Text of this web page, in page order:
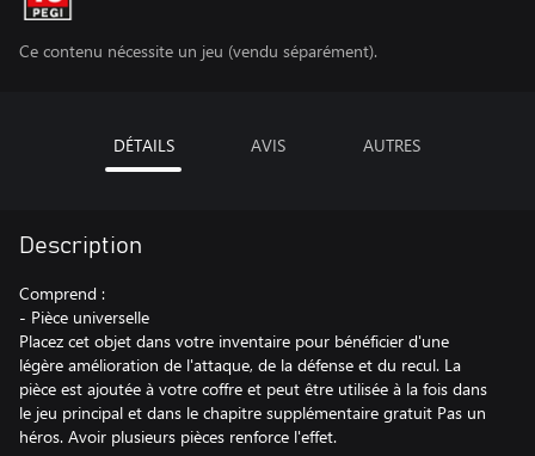
Ce contenu nécessite un jeu (vendu séparément).
DÉTAILS AVIS AUTRES
Description
Comprend :
- Pièce universelle
Placez cet objet dans votre inventaire pour bénéficier d'une
légère amélioration de l'attaque, de la défense et du recul. La
pièce est ajoutée à votre coffre et peut être utilisée à la fois dans
le jeu principal et dans le chapitre supplémentaire gratuit Pas un
héros. Avoir plusieurs pièces renforce l'effet.